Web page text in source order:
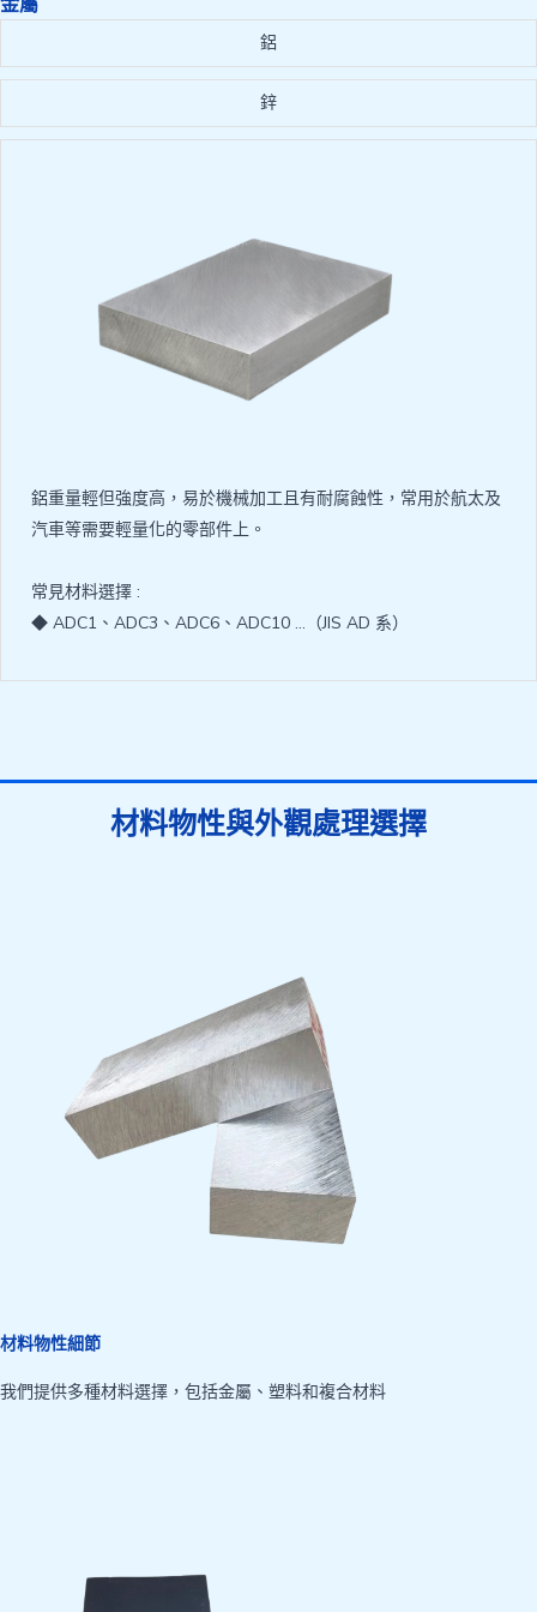
鋁
鋅
鋁重量輕但強度高，易於機械加工且有耐腐蝕性，常用於航太及
汽車等需要輕量化的零部件上。
常見材料選擇 :
◆ ADC1、ADC3、ADC6、ADC10 …（JIS AD 系）
材料物性與外觀處理選擇
材料物性細節
我們提供多種材料選擇，包括金屬、塑料和複合材料